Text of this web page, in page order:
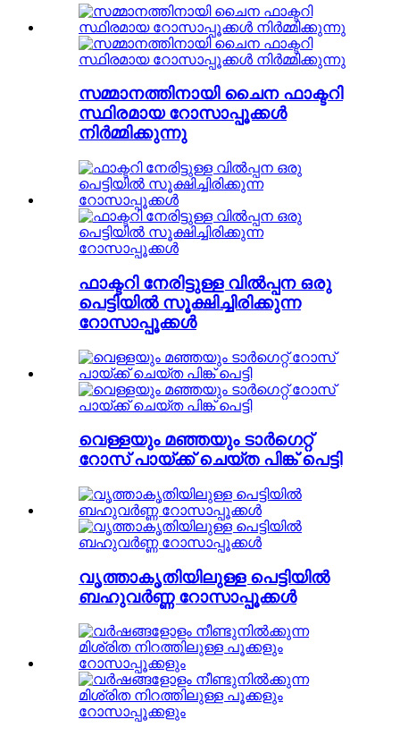
സമ്മാനത്തിനായി ചൈന ഫാക്ടറി
സ്ഥിരമായ റോസാപ്പൂക്കൾ
നിർമ്മിക്കുന്നു
ഫാക്ടറി നേരിട്ടുള്ള വിൽപ്പന ഒരു
പെട്ടിയിൽ സൂക്ഷിച്ചിരിക്കുന്ന
റോസാപ്പൂക്കൾ
വെള്ളയും മഞ്ഞയും ടാർഗെറ്റ്
റോസ് പായ്ക്ക് ചെയ്ത പിങ്ക് പെട്ടി
വൃത്താകൃതിയിലുള്ള പെട്ടിയിൽ
ബഹുവർണ്ണ റോസാപ്പൂക്കൾ